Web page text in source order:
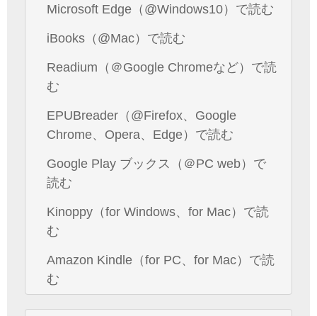
Microsoft Edge（@Windows10）で読む
iBooks（@Mac）で読む
Readium（＠Google Chromeなど）で読
む
EPUBreader（@Firefox、Google
Chrome、Opera、Edge）で読む
Google Play ブックス（＠PC web）で
読む
Kinoppy（for Windows、for Mac）で読
む
Amazon Kindle（for PC、for Mac）で読
む